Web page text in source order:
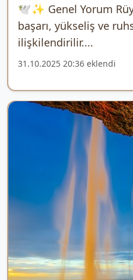
🕊️✨ Genel Yorum
başarı, yükseliş ve
ilişkilendirilir....
31.10.2025 20:36 eklendi